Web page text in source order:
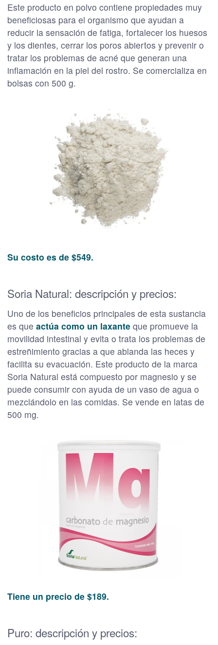
Este producto en polvo contiene propiedades muy
beneficiosas para el organismo que ayudan a
reducir la sensación de fatiga, fortalecer los huesos
y los dientes, cerrar los poros abiertos y prevenir o
tratar los problemas de acné que generan una
inflamación en la piel del rostro. Se comercializa en
bolsas con 500 g.
Su costo es de $549.
Soria Natural: descripción y precios:
Uno de los beneficios principales de esta sustancia
es que actúa como un laxante que promueve la
movilidad intestinal y evita o trata los problemas de
estreñimiento gracias a que ablanda las heces y
facilita su evacuación. Este producto de la marca
Soria Natural está compuesto por magnesio y se
puede consumir con ayuda de un vaso de agua o
mezclándolo en las comidas. Se vende en latas de
500 mg.
Tiene un precio de $189.
Puro: descripción y precios: